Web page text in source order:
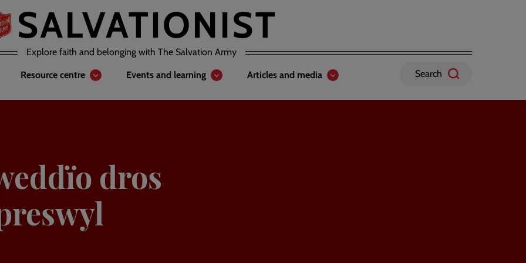
Explore faith and belonging with The Salvation Army
Resource centre Events and learning Articles and media Search
dros